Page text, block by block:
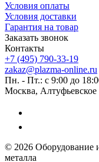
Условия оплаты
Условия доставки
Гарантия на товар
Заказать звонок
Контакты
+7 (495) 790-33-19
zakaz@plazma-online.ru
Пн. - Пт.: с 9:00 до
Москва, Алтуфьевское
© 2026 Оборудование
металла